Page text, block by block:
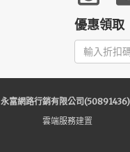
優惠領取
永富網路行銷有限公司(50891436)
雲端服務建置